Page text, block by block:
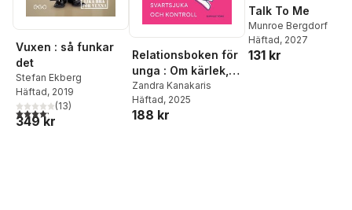
Vuxen : så funkar
det
Stefan Ekberg
Häftad, 2019
4,2utav 5 stjärnor. Totalt antal röster:
(13)
349 kr
Relationsboken för
unga : Om kärlek,
svartsjuka och
kontroll
Zandra Kanakaris
Häftad, 2025
188 kr
Talk To Me
Munroe Bergdorf
Häftad, 2027
131 kr